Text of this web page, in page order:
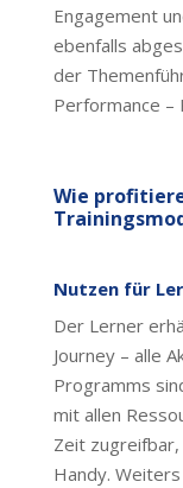
Engagement
ebenfalls
der
Performance –
Wie
Nutzen für
Der Lerner
Journey – alle
Programms
mit allen
Zeit
Handy.